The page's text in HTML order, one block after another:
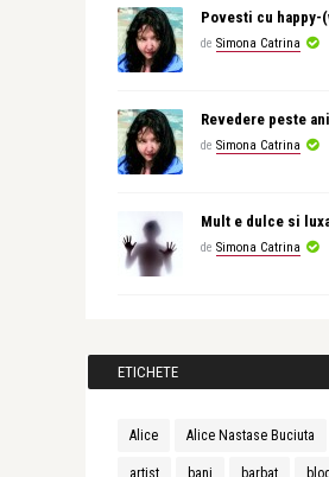
Povesti cu happy-
de Simona Catrina
Revedere peste
de Simona Catrina
Mult e dulce si
de Simona Catrina
ETICHETE
Alice Alice Nastase Buciuta
artist bani barbat